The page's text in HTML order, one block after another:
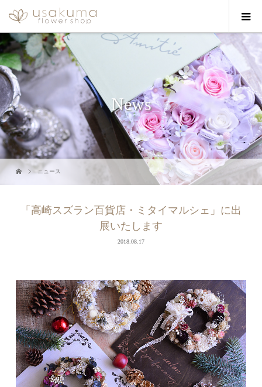
News
ニュース
「高崎スズラン百貨店・ミタイマルシェ」に出
展いたします
2018.08.17